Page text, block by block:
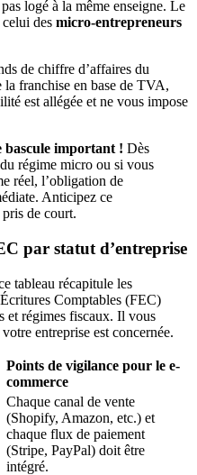
logé à la même enseigne. Le
des micro-entrepreneurs
de chiffre d’affaires du
franchise en base de TVA,
est allégée et ne vous impose
bascule important ! Dès
régime micro ou si vous
réel, l’obligation de
Anticipez ce
de court.
par statut d’entreprise
tableau récapitule les
Comptables (FEC)
et régimes fiscaux. Il vous
entreprise est concernée.
Points de vigilance pour le e-
commerce
Chaque canal de vente
(Shopify, Amazon, etc.) et
chaque flux de paiement
(Stripe, PayPal) doit être
intégré.